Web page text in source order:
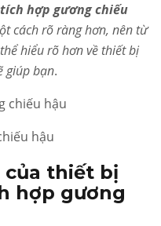
hợp gương chiếu
cách rõ ràng hơn, nên từ
hiểu rõ hơn về thiết bị
giúp bạn.
hậu
thiết bị
hợp gương